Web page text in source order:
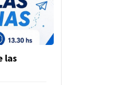
las